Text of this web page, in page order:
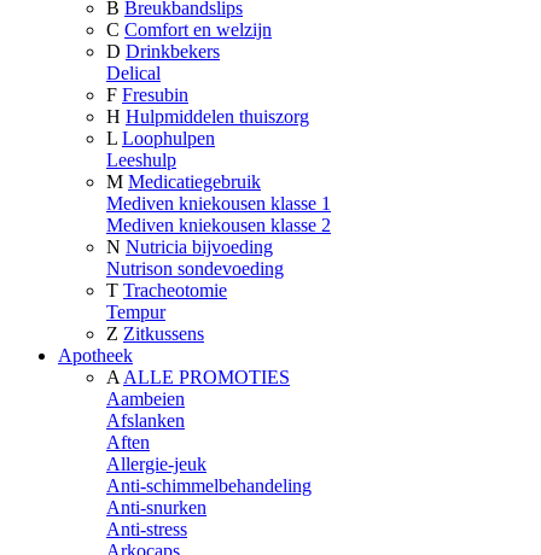
B Breukbandslips
C Comfort en welzijn
D Drinkbekers
Delical
F Fresubin
H Hulpmiddelen thuiszorg
L Loophulpen
Leeshulp
M Medicatiegebruik
Mediven kniekousen klasse 1
Mediven kniekousen klasse 2
N Nutricia bijvoeding
Nutrison sondevoeding
T Tracheotomie
Tempur
Z Zitkussens
Apotheek
A ALLE PROMOTIES
Aambeien
Afslanken
Aften
Allergie-jeuk
Anti-schimmelbehandeling
Anti-snurken
Anti-stress